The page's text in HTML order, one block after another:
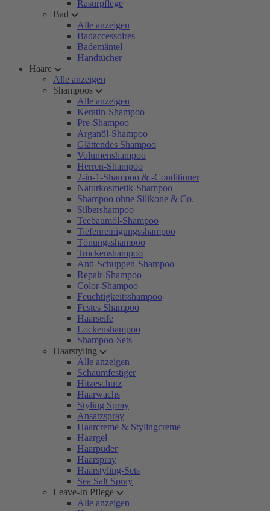
Rasurpflege
Bad
Alle anzeigen
Badaccessoires
Bademäntel
Handtücher
Haare
Alle anzeigen
Shampoos
Alle anzeigen
Keratin-Shampoo
Pre-Shampoo
Arganöl-Shampoo
Glättendes Shampoo
Volumenshampoo
Herren-Shampoo
2-in-1-Shampoo & -Conditioner
Naturkosmetik-Shampoo
Shampoo ohne Silikone & Co.
Silbershampoo
Teebaumöl-Shampoo
Tiefenreinigungsshampoo
Tönungsshampoo
Trockenshampoo
Anti-Schuppen-Shampoo
Repair-Shampoo
Color-Shampoo
Feuchtigkeitsshampoo
Festes Shampoo
Haarseife
Lockenshampoo
Shampoo-Sets
Haarstyling
Alle anzeigen
Schaumfestiger
Hitzeschutz
Haarwachs
Styling Spray
Ansatzspray
Haarcreme & Stylingcreme
Haargel
Haarpuder
Haarspray
Haarstyling-Sets
Sea Salt Spray
Leave-In Pflege
Alle anzeigen